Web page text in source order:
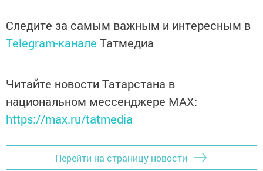
Следите за самым важным и интересным в
Telegram-канале Татмедиа
Читайте новости Татарстана в
национальном мессенджере MАХ:
https://max.ru/tatmedia
Перейти на страницу новости